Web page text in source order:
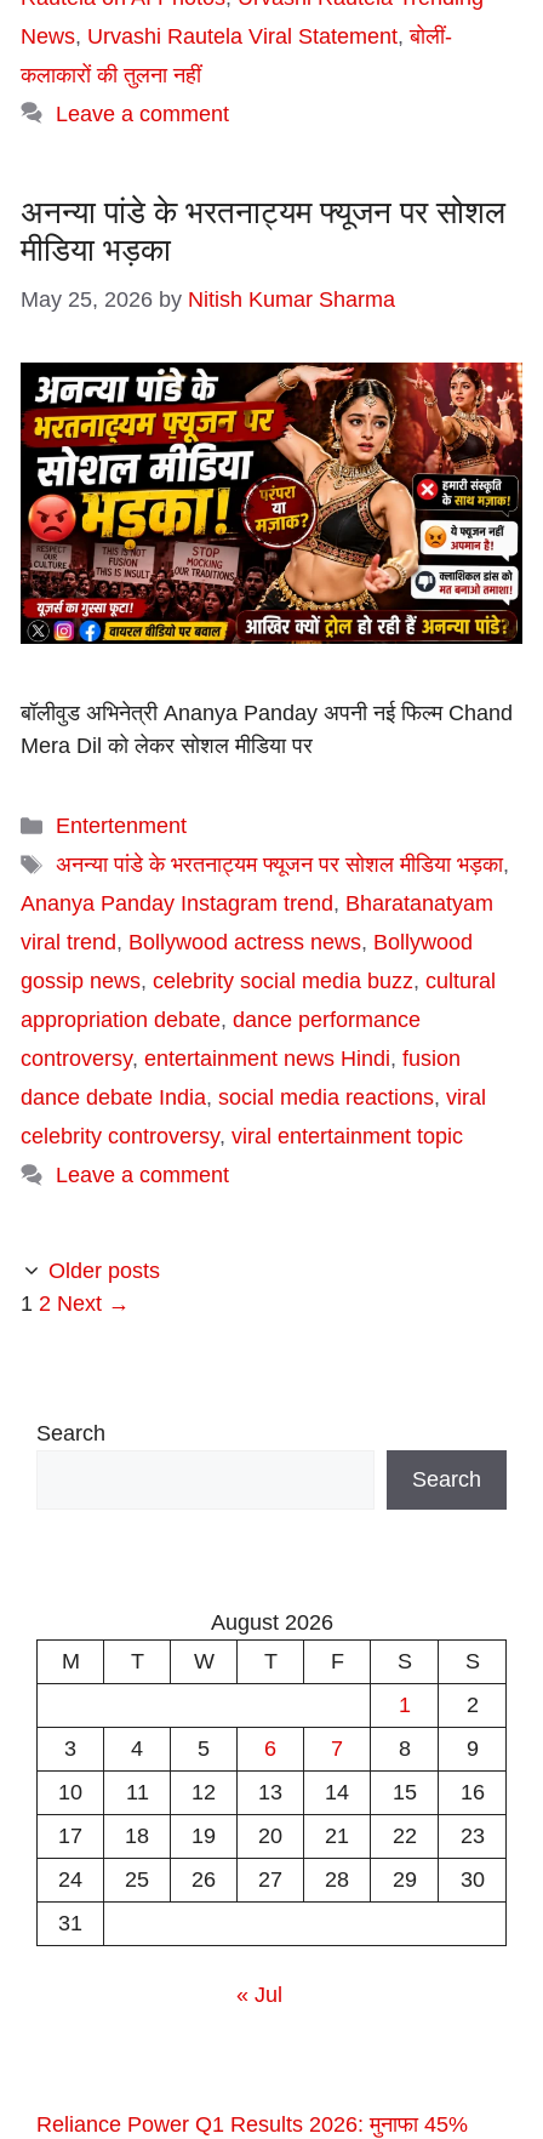
News, Urvashi Rautela Viral Statement,बोलीं-
कलाकारों की तुलना नहीं
Leave a comment
अनन्या पांडे के भरतनाट्यम फ्यूजन पर सोशल
मीडिया भड़का
May 25, 2026 by Nitish Kumar Sharma
बॉलीवुड अभिनेत्री Ananya Panday अपनी नई फिल्म Chand
Mera Dil को लेकर सोशल मीडिया पर
Categories
Entertenment
Tags
अनन्या पांडे के भरतनाट्यम फ्यूजन पर सोशल मीडिया भड़का,
Ananya Panday Instagram trend, Bharatanatyam
viral trend, Bollywood actress news, Bollywood
gossip news, celebrity social media buzz, cultural
appropriation debate, dance performance
controversy, entertainment news Hindi, fusion
dance debate India, social media reactions, viral
celebrity controversy, viral entertainment topic
Leave a comment
Older posts
Page
1 Page
2 Next →
Search
Search
August 2026
M
T W T F S
S
1
2
3
4 5 6 7 8
9
10
11 12 13 14 15
16
17
18 19 20 21 22
23
24
25 26 27 28 29
30
31
« Jul
Reliance Power Q1 Results 2026: मुनाफा 45%